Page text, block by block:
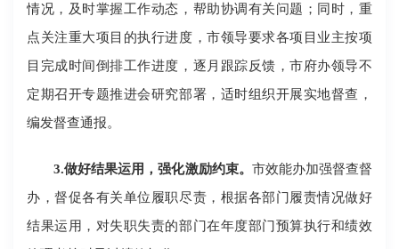
情况，及时掌握工作动态，帮助协调有关问题；同时，重
点关注重大项目的执行进度，市领导要求各项目业主按项
目完成时间倒排工作进度，逐月跟踪反馈，市府办领导不
定期召开专题推进会研究部署，适时组织开展实地督查，
编发督查通报。
3.做好结果运用，强化激励约束。 市效能办加强督查督
办，督促各有关单位履职尽责，根据各部门履责情况做好
结果运用，对失职失责的部门在年度部门预算执行和绩效